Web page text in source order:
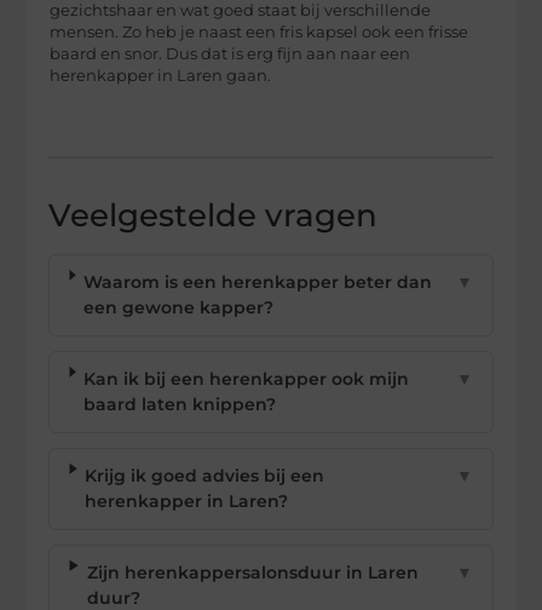
gezichtshaar en wat goed staat bij verschillende
mensen. Zo heb je naast een fris kapsel ook een frisse
baard en snor. Dus dat is erg fijn aan naar een
herenkapper in Laren gaan.
Veelgestelde vragen
Waarom is een herenkapper beter dan
een gewone kapper?
▼
Kan ik bij een herenkapper ook mijn
baard laten knippen?
▼
Krijg ik goed advies bij een
herenkapper in Laren?
▼
Zijn herenkappersalonsduur in Laren
duur?
▼